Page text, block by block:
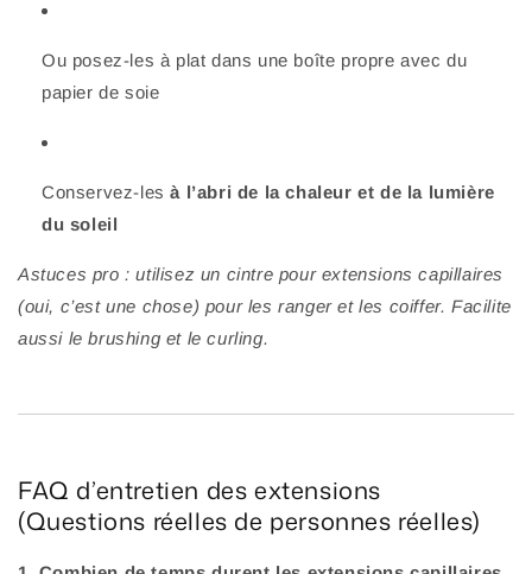
Ou posez-les à plat dans une boîte propre avec du
papier de soie
Conservez-lesà l’abri de la chaleur et de la lumière
du soleil
Astuces pro : utilisez un cintre pour extensions capillaires
(oui, c’est une chose) pour les ranger et les coiffer. Facilite
aussi le brushing et le curling.
FAQ d’entretien des extensions
(Questions réelles de personnes réelles)